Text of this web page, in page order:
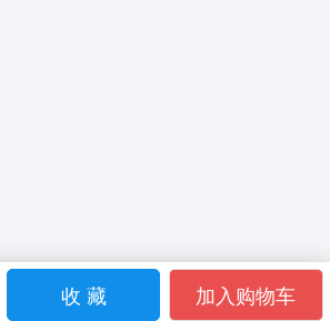
收 藏 加入购物车